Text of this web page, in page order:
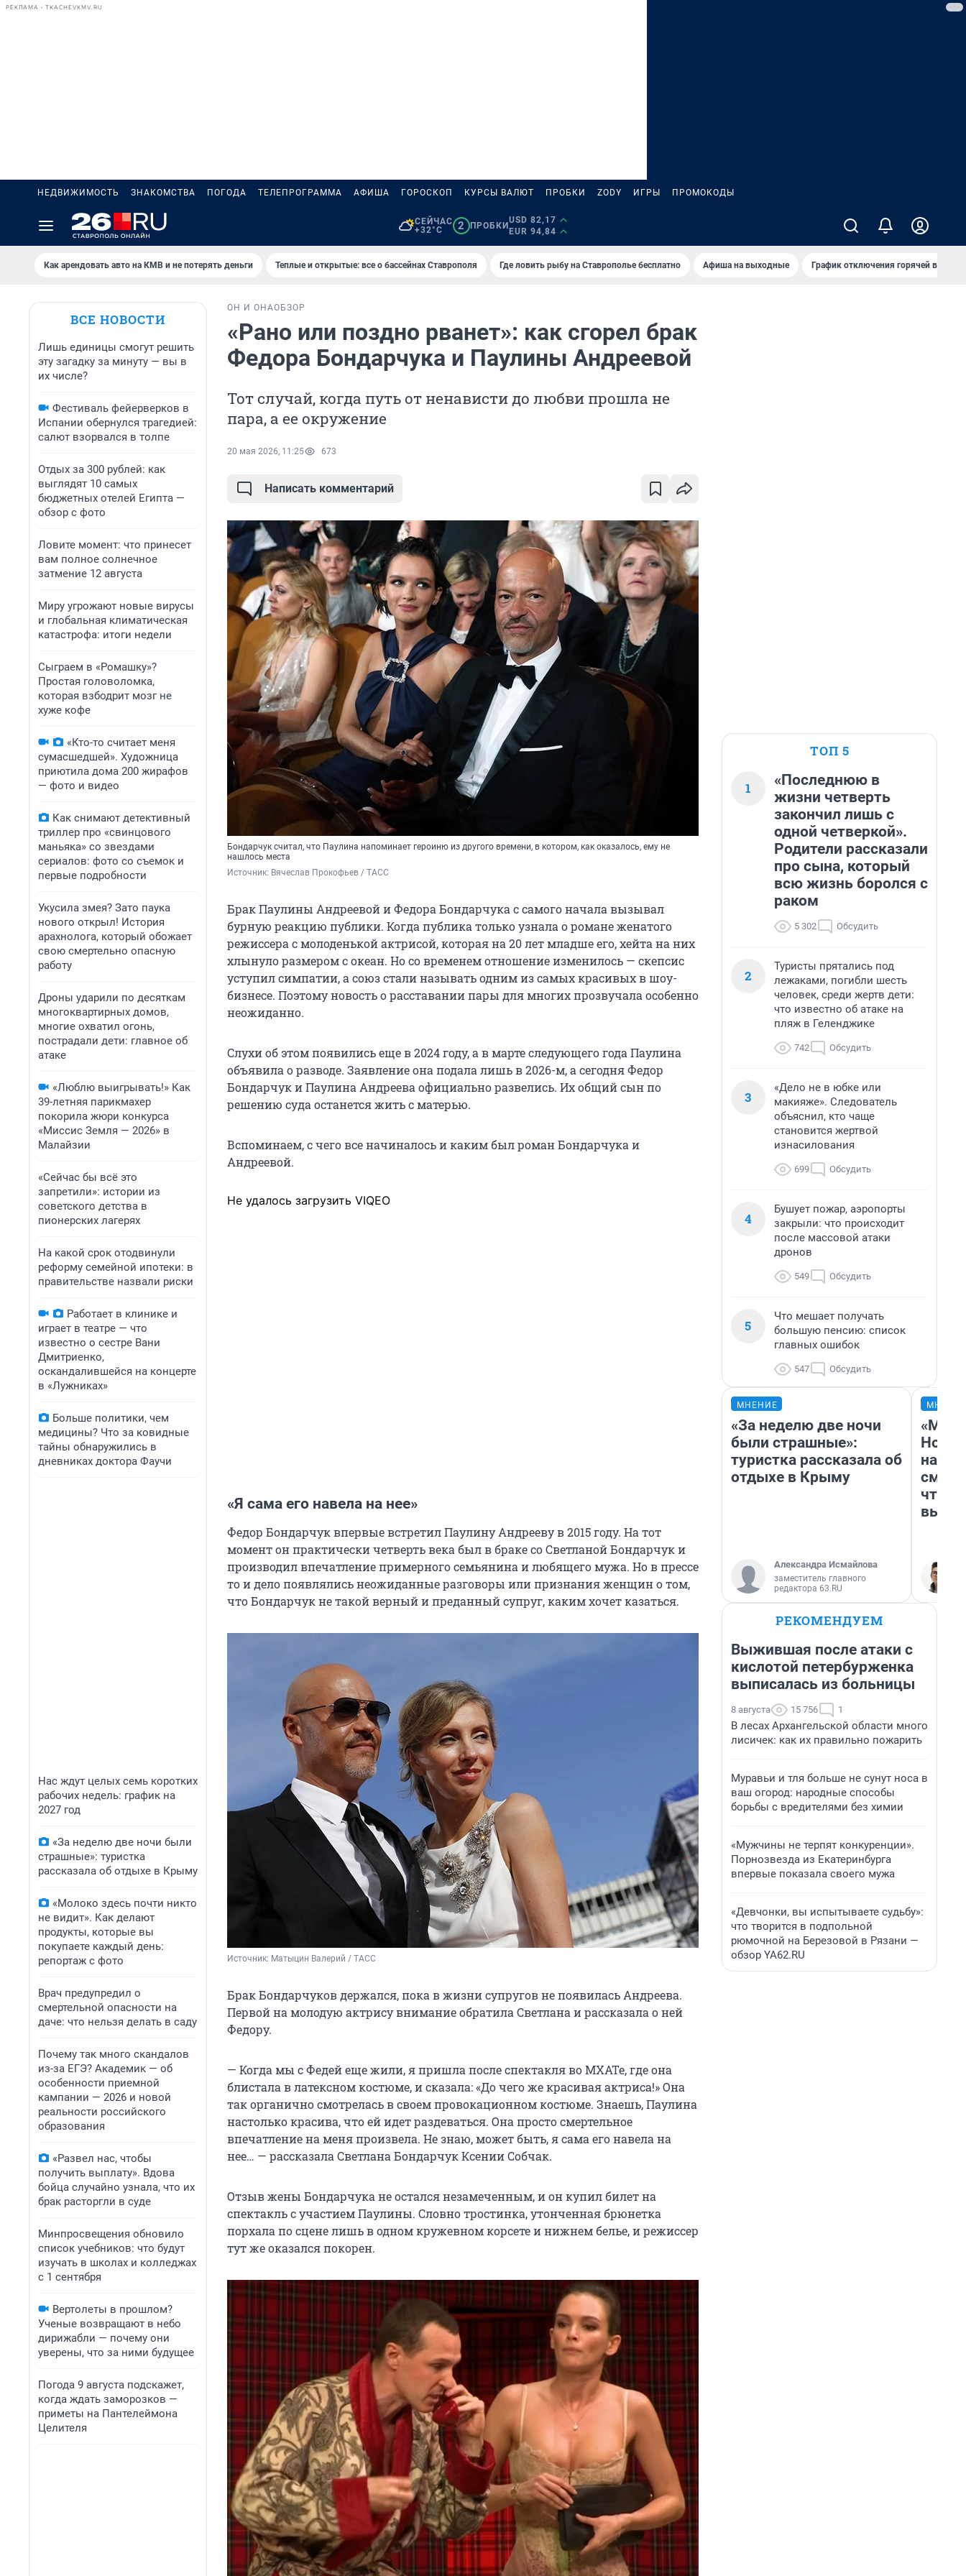
РЕКЛАМА • TKACHEVKMV.RU
НЕДВИЖИМОСТЬ ЗНАКОМСТВА ПОГОДА ТЕЛЕПРОГРАММА АФИША ГОРОСКОП КУРСЫ ВАЛЮТ ПРОБКИ ZODY ИГРЫ ПРОМОКОДЫ
СЕЙЧАС
+32°C
2 ПРОБКИ
USD 82,17
EUR 94,84
Как арендовать авто на КМВ и не потерять деньги Теплые и открытые: все о бассейнах Ставрополя Где ловить рыбу на Ставрополье бесплатно Афиша на выходные График отключения горячей воды в
ВСЕ НОВОСТИ
Лишь единицы смогут решить
эту загадку за минуту — вы в
их числе?
Фестиваль фейерверков в
Испании обернулся трагедией:
салют взорвался в толпе
Отдых за 300 рублей: как
выглядят 10 самых
бюджетных отелей Египта —
обзор с фото
Ловите момент: что принесет
вам полное солнечное
затмение 12 августа
Миру угрожают новые вирусы
и глобальная климатическая
катастрофа: итоги недели
Сыграем в «Ромашку»?
Простая головоломка,
которая взбодрит мозг не
хуже кофе
«Кто-то считает меня
сумасшедшей». Художница
приютила дома 200 жирафов
— фото и видео
Как снимают детективный
триллер про «свинцового
маньяка» со звездами
сериалов: фото со съемок и
первые подробности
Укусила змея? Зато паука
нового открыл! История
арахнолога, который обожает
свою смертельно опасную
работу
Дроны ударили по десяткам
многоквартирных домов,
многие охватил огонь,
пострадали дети: главное об
атаке
«Люблю выигрывать!» Как
39-летняя парикмахер
покорила жюри конкурса
«Миссис Земля — 2026» в
Малайзии
«Сейчас бы всё это
запретили»: истории из
советского детства в
пионерских лагерях
На какой срок отодвинули
реформу семейной ипотеки: в
правительстве назвали риски
Работает в клинике и
играет в театре — что
известно о сестре Вани
Дмитриенко,
оскандалившейся на концерте
в «Лужниках»
Больше политики, чем
медицины? Что за ковидные
тайны обнаружились в
дневниках доктора Фаучи
Нас ждут целых семь коротких
рабочих недель: график на
2027 год
«За неделю две ночи были
страшные»: туристка
рассказала об отдыхе в Крыму
«Молоко здесь почти никто
не видит». Как делают
продукты, которые вы
покупаете каждый день:
репортаж с фото
Врач предупредил о
смертельной опасности на
даче: что нельзя делать в саду
Почему так много скандалов
из-за ЕГЭ? Академик — об
особенности приемной
кампании — 2026 и новой
реальности российского
образования
«Развел нас, чтобы
получить выплату». Вдова
бойца случайно узнала, что их
брак расторгли в суде
Минпросвещения обновило
список учебников: что будут
изучать в школах и колледжах
с 1 сентября
Вертолеты в прошлом?
Ученые возвращают в небо
дирижабли — почему они
уверены, что за ними будущее
Погода 9 августа подскажет,
когда ждать заморозков —
приметы на Пантелеймона
Целителя
ОН И ОНАОБЗОР
«Рано или поздно рванет»: как сгорел брак
Федора Бондарчука и Паулины Андреевой
Тот случай, когда путь от ненависти до любви прошла не
пара, а ее окружение
20 мая 2026, 11:25 673
Написать комментарий
Бондарчук считал, что Паулина напоминает героиню из другого времени, в котором, как оказалось, ему не
нашлось места
Источник: Вячеслав Прокофьев / ТАСС
Брак Паулины Андреевой и Федора Бондарчука с самого начала вызывал
бурную реакцию публики. Когда публика только узнала о романе женатого
режиссера с молоденькой актрисой, которая на 20 лет младше его, хейта на них
хлынуло размером с океан. Но со временем отношение изменилось — скепсис
уступил симпатии, а союз стали называть одним из самых красивых в шоу-
бизнесе. Поэтому новость о расставании пары для многих прозвучала особенно
неожиданно.
Слухи об этом появились еще в 2024 году, а в марте следующего года Паулина
объявила о разводе. Заявление она подала лишь в 2026-м, а сегодня Федор
Бондарчук и Паулина Андреева официально развелись. Их общий сын по
решению суда останется жить с матерью.
Вспоминаем, с чего все начиналось и каким был роман Бондарчука и
Андреевой.
Не удалось загрузить VIQEO
«Я сама его навела на нее»
Федор Бондарчук впервые встретил Паулину Андрееву в 2015 году. На тот
момент он практически четверть века был в браке со Светланой Бондарчук и
производил впечатление примерного семьянина и любящего мужа. Но в прессе
то и дело появлялисьнеожиданные разговоры или признания женщин о том,
что Бондарчук не такой верный и преданный супруг, каким хочет казаться.
Источник: Матыцин Валерий / ТАСС
Брак Бондарчуков держался, пока в жизни супругов не появилась Андреева.
Первой на молодую актрису внимание обратила Светлана и рассказала о ней
Федору.
— Когда мы с Федей еще жили, я пришла после спектакля во МХАТе, где она
блистала в латексном костюме, и сказала: «До чего же красивая актриса!» Она
так органично смотрелась в своем провокационном костюме. Знаешь, Паулина
настолько красива, что ей идет раздеваться. Она просто смертельное
впечатление на меня произвела. Не знаю, может быть, я сама его навела на
нее… — рассказала Светлана Бондарчук Ксении Собчак.
Отзыв жены Бондарчука не остался незамеченным, и он купил билет на
спектакль с участием Паулины. Словно тростинка, утонченная брюнетка
порхала по сцене лишь в одном кружевном корсете и нижнем белье, и режиссер
тут же оказался покорен.
ТОП 5
1
«Последнюю в
жизни четверть
закончил лишь с
одной четверкой».
Родители рассказали
про сына, который
всю жизнь боролся с
раком
5 302 Обсудить
2
Туристы прятались под
лежаками, погибли шесть
человек, среди жертв дети:
что известно об атаке на
пляж в Геленджике
742 Обсудить
3
«Дело не в юбке или
макияже». Следователь
объяснил, кто чаще
становится жертвой
изнасилования
699 Обсудить
4
Бушует пожар, аэропорты
закрыли: что происходит
после массовой атаки
дронов
549 Обсудить
5
Что мешает получать
большую пенсию: список
главных ошибок
547 Обсудить
МНЕНИЕ
«За неделю две ночи
были страшные»:
туристка рассказала об
отдыхе в Крыму
Александра Исмайлова
заместитель главного
редактора 63.RU
«Мы
РЕКОМЕНДУЕМ
Выжившая после атаки с
кислотой петербурженка
выписалась из больницы
8 августа 15 756 1
В лесах Архангельской области много
лисичек: как их правильно пожарить
Муравьи и тля больше не сунут носа в
ваш огород: народные способы
борьбы с вредителями без химии
«Мужчины не терпят конкуренции».
Порнозвезда из Екатеринбурга
впервые показала своего мужа
«Девчонки, вы испытываете судьбу»:
что творится в подпольной
рюмочной на Березовой в Рязани —
обзор YA62.RU